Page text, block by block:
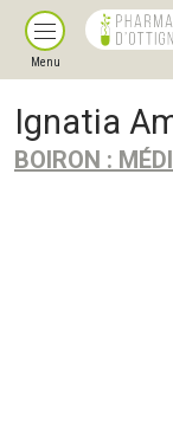
Menu
Ignatia
BOIRON :